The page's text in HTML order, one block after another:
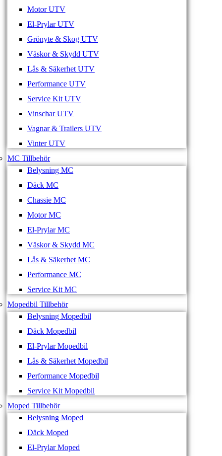
Motor UTV
El-Prylar UTV
Grönyte & Skog UTV
Väskor & Skydd UTV
Lås & Säkerhet UTV
Performance UTV
Service Kit UTV
Vinschar UTV
Vagnar & Trailers UTV
Vinter UTV
MC Tillbehör
Belysning MC
Däck MC
Chassie MC
Motor MC
El-Prylar MC
Väskor & Skydd MC
Lås & Säkerhet MC
Performance MC
Service Kit MC
Mopedbil Tillbehör
Belysning Mopedbil
Däck Mopedbil
El-Prylar Mopedbil
Lås & Säkerhet Mopedbil
Performance Mopedbil
Service Kit Mopedbil
Moped Tillbehör
Belysning Moped
Däck Moped
El-Prylar Moped